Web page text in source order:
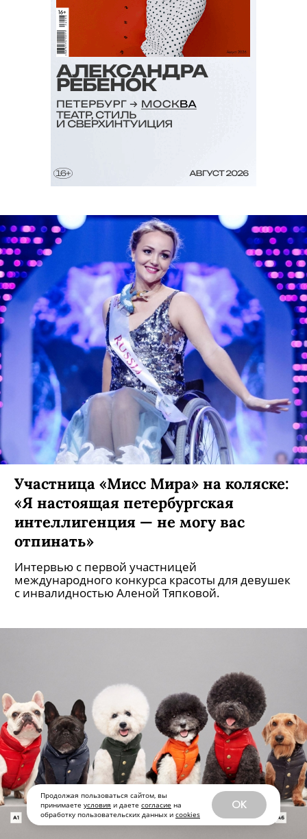
Продолжая пользоваться сайтом, вы
принимаете условия и даете согласие на
обработку пользовательских данных и cookies
OK
Участница «Мисс Мира» на коляске:
«Я настоящая петербургская
интеллигенция — не могу вас
отпинать»
Интервью с первой участницей
международного конкурса красоты для девушек